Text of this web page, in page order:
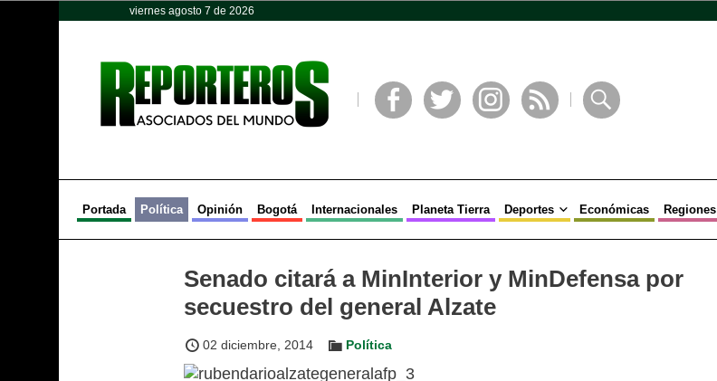
viernes agosto 7 de 2026
Portada Política Opinión Bogotá Internacionales Planeta Tierra Deportes Económicas Regiones
Senado citará a MinInterior y MinDefensa por
secuestro del general Alzate
02 diciembre, 2014 Política
Opinión Política